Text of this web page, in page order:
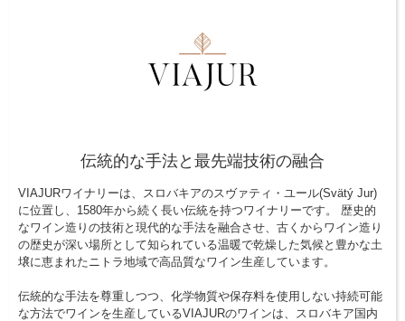
伝統的な手法と最先端技術の融合
VIAJURワイナリーは、スロバキアのスヴァティ・ユール(Svätý Jur)
に位置し、1580年から続く長い伝統を持つワイナリーです。 歴史的
なワイン造りの技術と現代的な手法を融合させ、古くからワイン造り
の歴史が深い場所として知られている温暖で乾燥した気候と豊かな土
壌に恵まれたニトラ地域で高品質なワイン生産しています。
伝統的な手法を尊重しつつ、化学物質や保存料を使用しない持続可能
な方法でワインを生産しているVIAJURのワインは、スロバキア国内